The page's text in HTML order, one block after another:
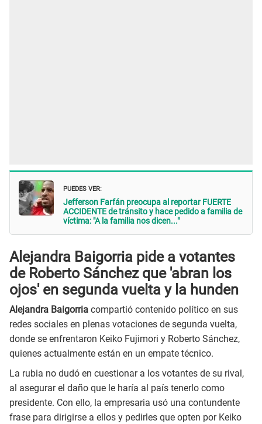
PUEDES VER:
Jefferson Farfán preocupa al reportar FUERTE
ACCIDENTE de tránsito y hace pedido a familia de
víctima: "A la familia nos dicen..."
Alejandra Baigorria pide a votantes
de Roberto Sánchez que 'abran los
ojos' en segunda vuelta y la hunden
Alejandra Baigorria compartió contenido político en sus
redes sociales en plenas votaciones de segunda vuelta,
donde se enfrentaron Keiko Fujimori y Roberto Sánchez,
quienes actualmente están en un empate técnico.
La rubia no dudó en cuestionar a los votantes de su rival,
al asegurar el daño que le haría al país tenerlo como
presidente. Con ello, la empresaria usó una contundente
frase para dirigirse a ellos y pedirles que opten por Keiko